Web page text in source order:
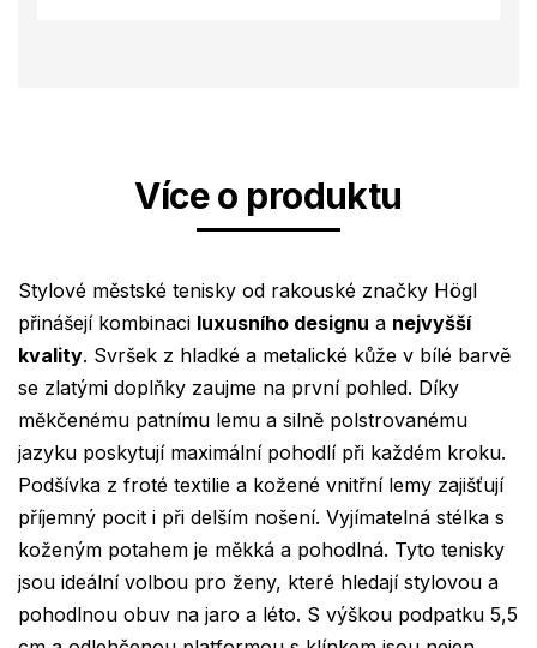
Více o produktu
Stylové městské tenisky od rakouské značky Högl
přinášejí kombinaci luxusního designu a nejvyšší
kvality. Svršek z hladké a metalické kůže v bílé barvě
se zlatými doplňky zaujme na první pohled. Díky
měkčenému patnímu lemu a silně polstrovanému
jazyku poskytují maximální pohodlí při každém kroku.
Podšívka z froté textilie a kožené vnitřní lemy zajišťují
příjemný pocit i při delším nošení. Vyjímatelná stélka s
koženým potahem je měkká a pohodlná. Tyto tenisky
jsou ideální volbou pro ženy, které hledají stylovou a
pohodlnou obuv na jaro a léto. S výškou podpatku 5,5